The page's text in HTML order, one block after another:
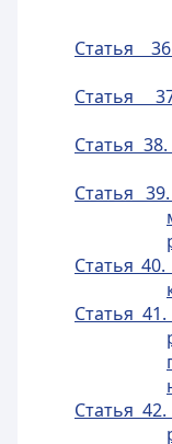
Статья
Статья
Статья
Статья
Статья
Статья
Статья